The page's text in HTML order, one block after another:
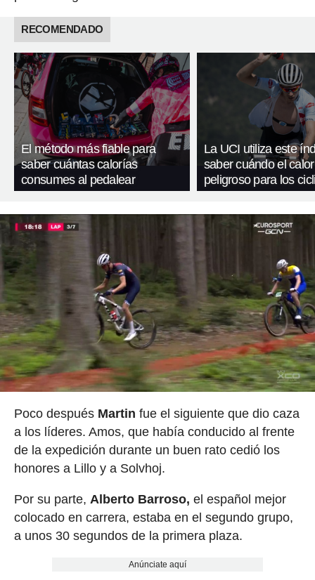
RECOMENDADO
El método más fiable para
saber cuántas calorías
consumes al pedalear
La UCI utiliza este
saber cuándo el
peligroso para los
Poco después Martin fue el siguiente que dio caza
a los líderes. Amos, que había conducido al frente
de la expedición durante un buen rato cedió los
honores a Lillo y a Solvhoj.
Por su parte, Alberto Barroso, el español mejor
colocado en carrera, estaba en el segundo grupo,
a unos 30 segundos de la primera plaza.
Anúnciate aquí